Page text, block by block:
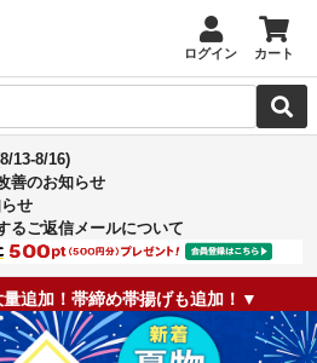
ログイン カート
13-8/16)
善のお知らせ
せ
るご返信メールについて
追加！帯締め帯揚げも追加！▼